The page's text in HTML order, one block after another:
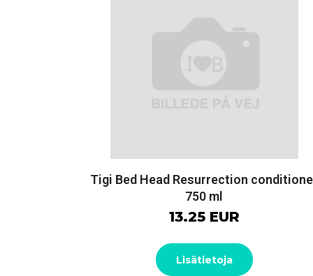
Tigi Bed Head Resurrection
750 ml
13.25 EUR
Lisätietoja